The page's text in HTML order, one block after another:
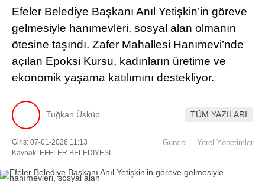
POLITIKA
SAĞLIK
KÜLTÜR-SANAT
SPOR
DIĞER
Efeler Belediye Başkanı Anıl Yetişkin’in göreve
gelmesiyle hanımevleri, sosyal alan olmanın
ötesine taşındı. Zafer Mahallesi Hanımevi’nde
açılan Epoksi Kursu, kadınların üretime ve
ekonomik yaşama katılımını destekliyor.
Tuğkan Üsküp TÜM YAZILARI
Giriş: 07-01-2026 11:13
Kaynak: EFELER BELEDİYESİ
Güncel Yerel Yönetimler